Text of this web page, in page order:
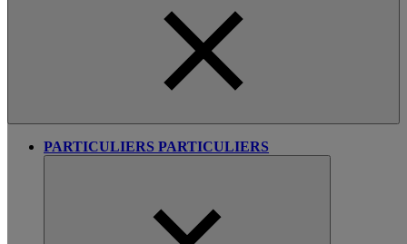
PARTICULIERS PARTICULIERS